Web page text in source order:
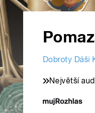
Dobroty Dáši
Největší